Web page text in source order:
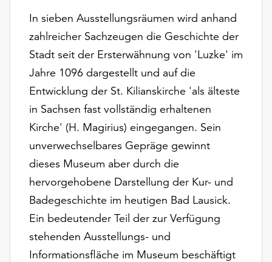
Cookies
werden
auch
ohne
Einverständnis
weiterhin
ausgeführt.
Möchten
verwendeten
Cookies
anpassen,
In sieben Ausstellungsräumen wird anhand
zahlreicher Sachzeugen die Geschichte der
Stadt seit der Ersterwähnung von 'Luzke' im
Jahre 1096 dargestellt und auf die
Entwicklung der St. Kilianskirche 'als älteste
in Sachsen fast vollständig erhaltenen
Kirche' (H. Magirius) eingegangen. Sein
unverwechselbares Gepräge gewinnt
dieses Museum aber durch die
hervorgehobene Darstellung der Kur- und
Badegeschichte im heutigen Bad Lausick.
Ein bedeutender Teil der zur Verfügung
stehenden Ausstellungs- und
Informationsfläche im Museum beschäftigt